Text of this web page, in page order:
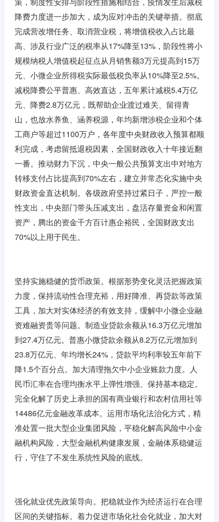
降费力度进一步加大，成为应对冲击的关键举措。彻底
完成营改增任务、取消营业税，将增值税收入占比最
高、涉及行业广泛的税率从17%降至13%，阶段性将小
规模纳税人增值税起征点从月销售额3万元提高到15万
元、小微企业所得税实际最低税负率从10%降至2.5%。
减税降费公平普惠、高效直达，五年累计减税5.4万亿
元、降费2.8万亿元，既帮助企业渡过难关、留得青
山，也放水养鱼、涵养税源，年均新增涉税企业和个体
工商户等超过1100万户，各年度中央财政收入预算都顺
利完成，考虑留抵退税因素，全国财政收入十年接近翻
一番。推动财力下沉，中央一般公共预算支出中对地方
转移支付占比提高到70%左右，建立并常态化实施中央
财政资金直达机制。各级政府坚持过紧日子，严控一般
性支出，中央部门带头压减支出，盘活存量资金和闲置
资产，腾出的资金千方百计惠企裕民，全国财政支出
70%以上用于民生。
坚持实施稳健的货币政策。根据形势变化灵活把握政策
力度，保持流动性合理充裕，用好降准、再贷款等政策
工具，加大对实体经济的有效支持，缓解中小微企业融
资难融资贵等问题。制造业贷款余额从16.3万亿元增加
到27.4万亿元。普惠小微贷款余额从8.2万亿元增加到
23.8万亿元、年均增长24%，贷款平均利率较五年前下
降1.5个百分点。加大清理拖欠中小企业账款力度。人
民币汇率在合理均衡水平上弹性增强、保持基本稳定。
完全化解了历史上承担的国有商业银行和农村信用社等
14486亿元金融改革成本。运用市场化法治化方式，精
准处置一批大型企业集团风险，平稳化解高风险中小金
融机构风险，大型金融机构健康发展，金融体系稳健运
行，守住了不发生系统性风险的底线。
强化就业优先政策导向。把稳就业作为经济运行在合理
区间的关键指标。着力促进市场化社会化就业，加大对